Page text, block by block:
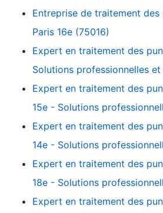
Entreprise de traitement des
Paris 16e (75016)
Expert en traitement des
Solutions professionnelles
Expert en traitement des
15e - Solutions
Expert en traitement des
14e - Solutions
Expert en traitement des
18e - Solutions
Expert en traitement des